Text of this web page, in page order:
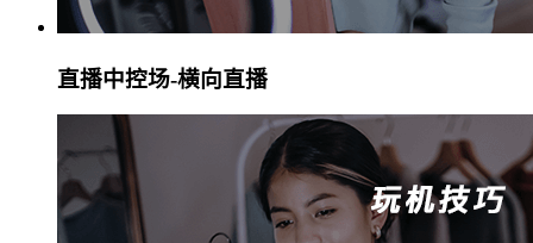
直播中控场-横向直播